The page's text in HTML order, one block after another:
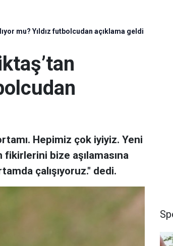
mu? Yıldız futbolcudan açıklama geldi
Hepimiz çok iyiyiz. Yeni
fikirlerini bize aşılamasına
çalışıyoruz." dedi.